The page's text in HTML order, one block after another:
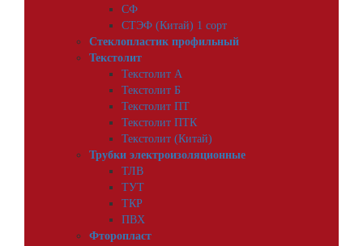
СФ
СТЭФ (Китай) 1 сорт
Стеклопластик профильный
Текстолит
Текстолит А
Текстолит Б
Текстолит ПТ
Текстолит ПТК
Текстолит (Китай)
Трубки электроизоляционные
ТЛВ
ТУТ
ТКР
ПВХ
Фторопласт